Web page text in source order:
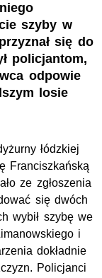
szyby w
się do
policjantom,
odpowie
losie
łódzkiej
Franciszkańską
ze zgłoszenia
się dwóch
wybił szybę we
i
dokładnie
Policjanci